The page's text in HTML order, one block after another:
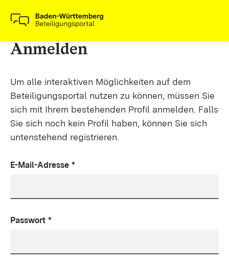
Anmelden
Um alle interaktiven Möglichkeiten auf dem
Beteiligungsportal nutzen zu können, müssen Sie
sich mit Ihrem bestehenden Profil anmelden. Falls
Sie sich noch kein Profil haben, können Sie sich
untenstehend registrieren.
E-Mail-Adresse *
Passwort *